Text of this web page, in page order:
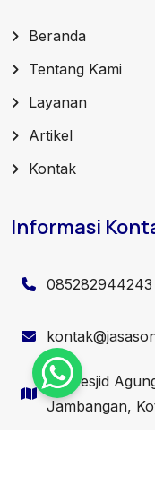
Beranda
Tentang Kami
Layanan
Artikel
Kontak
Informasi
085282944243
Jl. Mesjid
Jambangan,